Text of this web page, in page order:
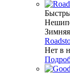
Зимняя
Нет в